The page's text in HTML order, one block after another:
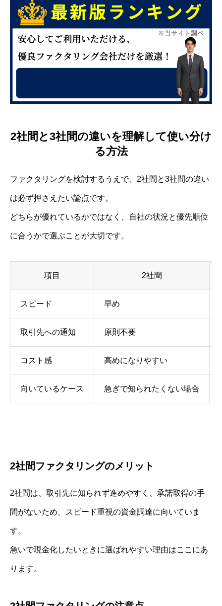
2社間と3社間の違いを理解して使い分け
る方法
ファクタリングを検討するうえで、2社間と3社間の違い
は必ず押さえたい論点です。
どちらが優れているかではなく、自社の状況と優先順位
に合うかで選ぶことが大切です。
項目 2社間
スピード 早め
取引先への通知 原則不要
コスト感 高めになりやすい
向いているケース 急ぎで知られたくない場合
2社間ファクタリングのメリット
2社間は、取引先に知られず進めやすく、承諾取得の手
間がないため、スピード重視の資金調達に向いていま
す。
急いで現金化したいときに選ばれやすい理由はここにあ
ります。